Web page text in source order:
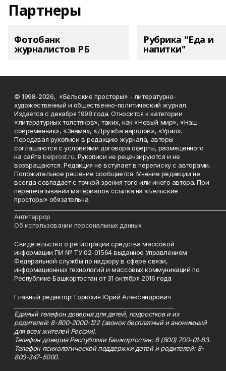
Партнеры
Фотобанк
журналистов РБ
Рубрика "Еда и
напитки"
© 1998-2026, «Бельские просторы» - литературно-
художественный и общественно-политический журнал.
Издается с декабря 1998 года. Относится к категории
«литературных толстяков», таких, как «Новый мир», «Наш
современник», «Знамя», «Дружба народов», «Урал».
Передавая рукописи в редакцию журнала, авторы
соглашаются с условиями договора оферты, размещенного
на сайтеbelprost.ru. Рукописи не рецензируются и не
возвращаются. Редакция не вступает в переписку с авторами.
Положительное решение сообщается. Мнение редакции не
всегда совпадает с точкой зрения того или иного автора. При
перепечатывании материалов ссылка на «Бельские
просторы» обязательна.
Антитеррор
Об использовании персональных данных
Свидетельство о регистрации средства массовой
информации ПИ № ТУ 02-01564 выданное Управлением
Федеральной службы по надзору в сфере связи,
информационных технологий и массовых коммуникаций по
Республике Башкортостан от 31 октября 2016 года.
Главный редактор: Горюхин Юрий Александрович
Единый телефон доверия для детей, подростков и их
родителей: 8-800-2000-122 (звонок бесплатный и анонимный
для всех жителей России).
Телефон доверия Республики Башкортостан: 8 (800) 700-01-83.
Телефон психологической поддержки детей и родителей: 8-
800-347-5000.